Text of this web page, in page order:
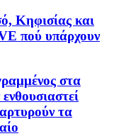
Κηφισίας και
πού υπάρχουν
στα
τα